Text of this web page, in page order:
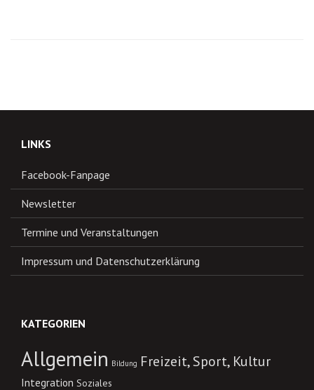
LINKS
Facebook-Fanpage
Newsletter
Termine und Veranstaltungen
Impressum und Datenschutzerklärung
KATEGORIEN
Allgemein Bildung Freizeit, Sport, Kultur
Integration Soziales